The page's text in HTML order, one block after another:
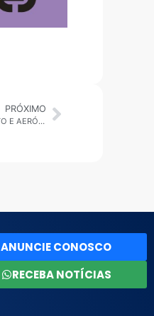
PRÓXIMO
SÃO SEBASTIÃO: MINISTRO SILVIO COSTA FILHO ANUNCIA NOVAS OBRAS NO PORTO E AERÓDROMO EM CARAGUATATUBA
ANUNCIE CONOSCO
RECEBA NOTÍCIAS